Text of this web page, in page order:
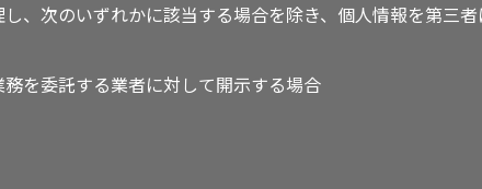
、次のいずれかに該当する場合を除き、個人情報を第三者
を委託する業者に対して開示する場合